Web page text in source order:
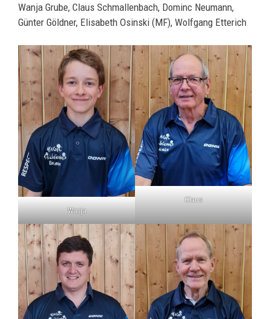
Wanja Grube, Claus Schmallenbach, Dominc Neumann,
Günter Göldner, Elisabeth Osinski (MF), Wolfgang Etterich
Wanja
Claus